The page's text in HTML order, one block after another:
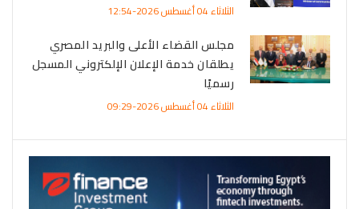
الثلاثاء 04 أغسطس 2026-12:54
مجلس القضاء الأعلى والبريد المصري
يطلقان خدمة الإعلان الإلكتروني المسجل
رسميًا
الثلاثاء 04 أغسطس 2026-09:29